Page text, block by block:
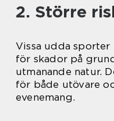
2. Större
Vissa udda sporter
för skador på
utmanande natur.
för både utövare
evenemang.